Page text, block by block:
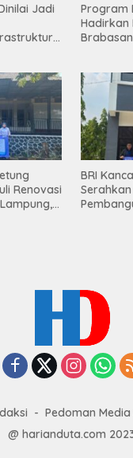
Jadi
Program
Hadirkan
Mesuji
Renovasi
BRI
Pedoman Media
@ harianduta.com